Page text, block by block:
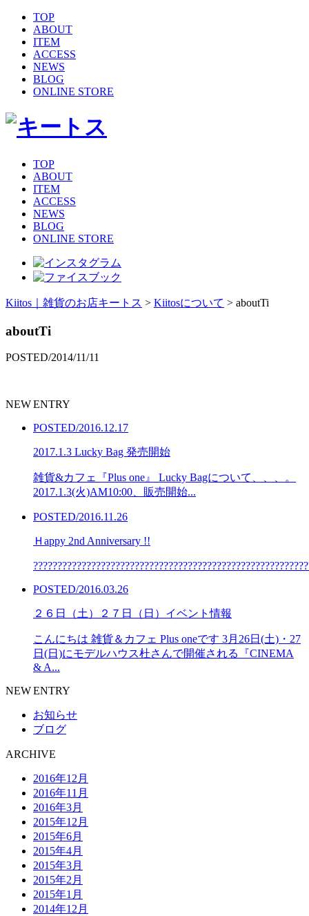
TOP
ABOUT
ITEM
ACCESS
NEWS
BLOG
ONLINE STORE
TOP
ABOUT
ITEM
ACCESS
NEWS
BLOG
ONLINE STORE
Kiitos｜雑貨のお店キートス > Kiitosについて > aboutTi
aboutTi
POSTED/2014/11/11
NEW ENTRY
POSTED/2016.12.17
2017.1.3 Lucky Bag 発売開始
雑貨&カフェ『Plus one』 Lucky Bagについて、、、。
2017.1.3(火)AM10:00、販売開始...
POSTED/2016.11.26
Ｈappy 2nd Anniversary !!
POSTED/2016.03.26
２６日（土）２７日（日）イベント情報
こんにちは 雑貨＆カフェ Plus oneです 3月26日(土)・27
日(日)にモデルハウス杜さんで開催される『CINEMA
& A...
NEW ENTRY
お知らせ
ブログ
ARCHIVE
2016年12月
2016年11月
2016年3月
2015年12月
2015年6月
2015年4月
2015年3月
2015年2月
2015年1月
2014年12月